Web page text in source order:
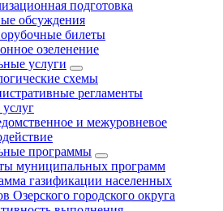
подготовка
обсуждения
билеты
озеленение
услуги
схемы
регламенты
услуг
и межуровневое
программы
муниципальных программ
газификации населенных
Озерского городского округа